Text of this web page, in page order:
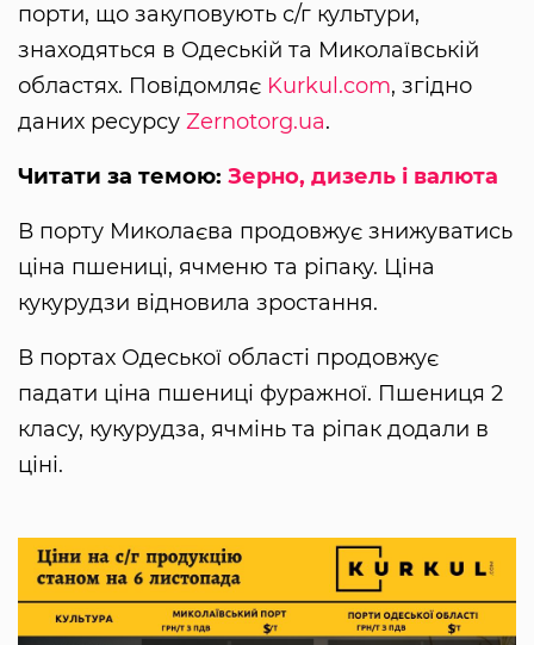
порти, що закуповують с/г культури,
знаходяться в Одеській та Миколаївській
областях. Повідомляє Kurkul.com, згідно
даних ресурсу Zernotorg.ua.
Читати за темою: Зерно, дизель і валюта
В порту Миколаєва продовжує знижуватись
ціна пшениці, ячменю та ріпаку. Ціна
кукурудзи відновила зростання.
В портах Одеської області продовжує
падати ціна пшениці фуражної. Пшениця 2
класу, кукурудза, ячмінь та ріпак додали в
ціні.